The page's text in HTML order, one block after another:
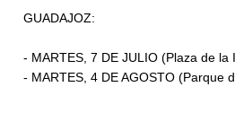
GUADAJOZ:
- MARTES, 7 DE JULIO (Plaza de la
- MARTES, 4 DE AGOSTO (Parque